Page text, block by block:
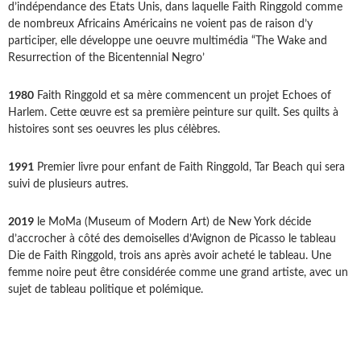
d’indépendance des Etats Unis, dans laquelle Faith Ringgold comme
de nombreux Africains Américains ne voient pas de raison d’y
participer, elle développe une oeuvre multimédia “The Wake and
Resurrection of the Bicentennial Negro’
1980 Faith Ringgold et sa mère commencent un projet Echoes of
Harlem. Cette œuvre est sa première peinture sur quilt. Ses quilts à
histoires sont ses oeuvres les plus célèbres.
1991 Premier livre pour enfant de Faith Ringgold, Tar Beach qui sera
suivi de plusieurs autres.
2019 le MoMa (Museum of Modern Art) de New York décide
d’accrocher à côté des demoiselles d’Avignon de Picasso le tableau
Die de Faith Ringgold, trois ans après avoir acheté le tableau. Une
femme noire peut être considérée comme une grand artiste, avec un
sujet de tableau politique et polémique.